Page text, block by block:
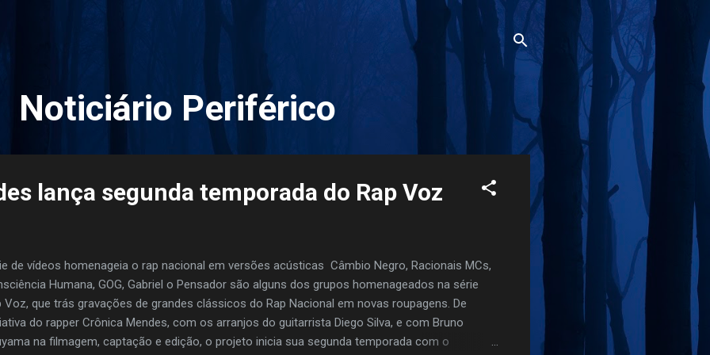
Noticiário Periférico
lança segunda temporada do Rap Voz
de vídeos homenageia o rap nacional em versões acústicas ​ Câmbio Negro, Racionais MCs,
Humana, GOG, Gabriel o Pensador são alguns dos grupos homenageados na série
Voz, que trás gravações de grandes clássicos do Rap Nacional em novas roupagens. De
do rapper Crônica Mendes, com os arranjos do guitarrista Diego Silva, e com Bruno
na filmagem, captação e edição, o projeto inicia sua segunda temporada com o